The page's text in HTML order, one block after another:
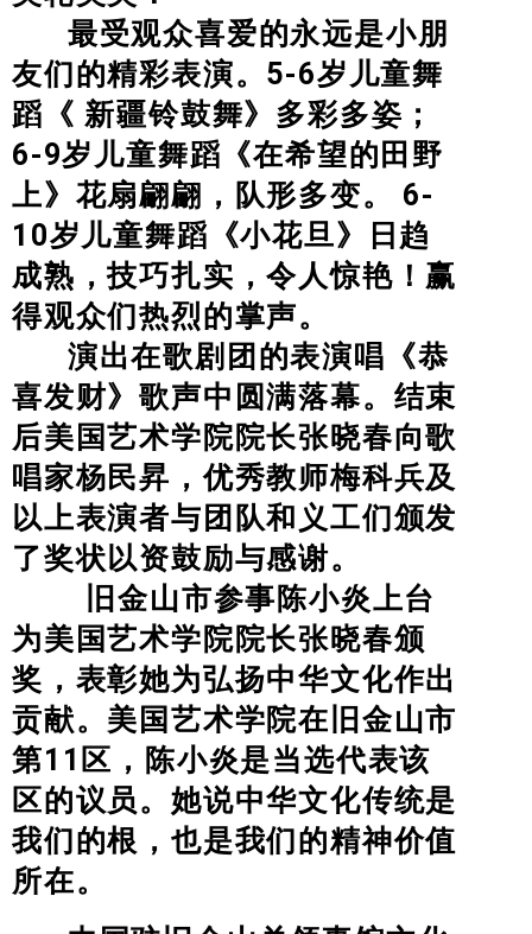
最受观众喜爱的永远是小朋
友们的精彩表演。5-6岁儿童舞
蹈《 新疆铃鼓舞》多彩多姿；
6-9岁儿童舞蹈《在希望的田野
上》花扇翩翩，队形多变。 6-
10岁儿童舞蹈 《小花旦》
日趋
成熟，技巧扎实，令人惊艳！赢
得观众们热烈的掌声。
演出在歌剧团的表演唱《恭
喜发财》歌声中圆满落幕。结束
后美国艺术学院院长张晓春向歌
唱家杨民昇，优秀教师梅科兵及
以上表演者与团队和义工们颁发
了奖状以资鼓励与感谢。
旧金山市参事 陈小炎上台
为美国艺术学院院长张晓春颁
奖，表彰她为弘扬中华文化作出
贡献。美国艺术学院在旧金山市
第11区，陈小炎是当选代表该
区的议员。她说中华文化传统是
我们的根，也是我们的精神价值
所在。